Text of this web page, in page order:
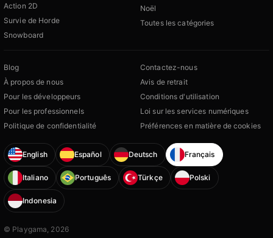
Action 2D
Survie de Horde
Snowboard
Noël
Toutes les catégories
Blog
À propos de nous
Pour les développeurs
Pour les professionnels
Politique de confidentialité
Contactez-nous
Avis de retrait
Conditions d'utilisation
Loi sur les services numériques
Préférences en matière de cookies
English Español Deutsch Français
Italiano Português Türkçe Polski
Indonesia
© Playgama, 2026